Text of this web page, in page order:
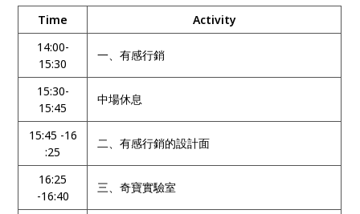
Time
Activity
14:00-
15:30
一、有感行銷
15:30-
15:45
中場休息
15:45 -16
:25
二、有感行銷的設計面
16:25
-16:40
三、奇寶實驗室